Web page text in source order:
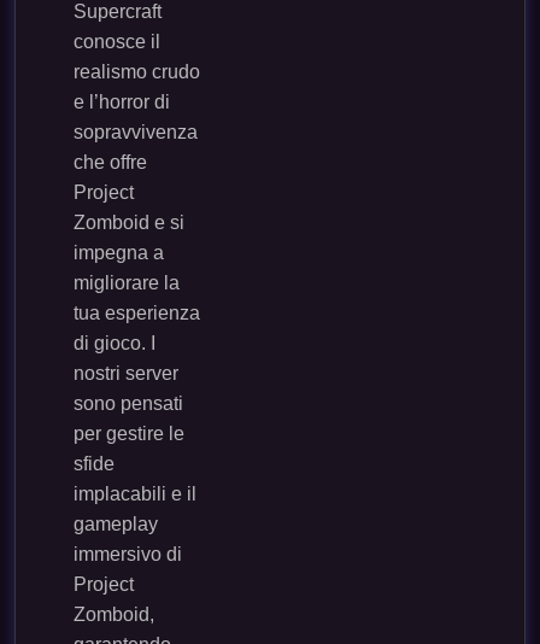
Supercraft
conosce il
realismo crudo
e l’horror di
sopravvivenza
che offre
Project
Zomboid e si
impegna a
migliorare la
tua esperienza
di gioco. I
nostri server
sono pensati
per gestire le
sfide
implacabili e il
gameplay
immersivo di
Project
Zomboid,